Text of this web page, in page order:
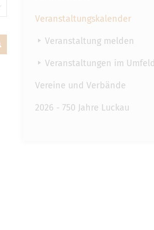
Veranstaltungskalender
Veranstaltung melden
Veranstaltungen im Umfeld
Vereine und Verbände
2026 - 750 Jahre Luckau